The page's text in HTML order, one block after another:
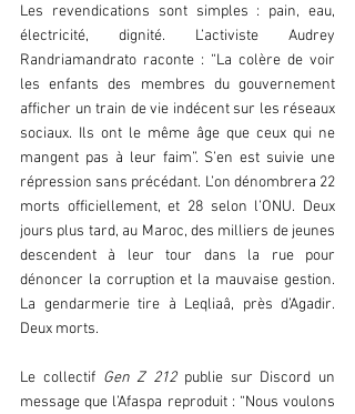
Les revendications sont simples : pain, eau,
électricité, dignité. L’activiste Audrey
Randriamandrato raconte : “La colère de voir
les enfants des membres du gouvernement
afficher un train de vie indécent sur les réseaux
sociaux. Ils ont le même âge que ceux qui ne
mangent pas à leur faim”. S’en est suivie une
répression sans précédant. L’on dénombrera 22
morts officiellement, et 28 selon l’ONU. Deux
jours plus tard, au Maroc, des milliers de jeunes
descendent à leur tour dans la rue pour
dénoncer la corruption et la mauvaise gestion.
La gendarmerie tire à Leqliaâ, près d’Agadir.
Deux morts.
Le collectif Gen Z 212 publie sur Discord un
message que l’Afaspa reproduit : “Nous voulons